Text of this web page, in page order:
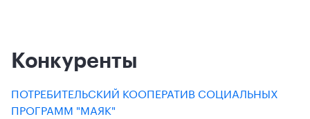
Конкуренты
ПОТРЕБИТЕЛЬСКИЙ КООПЕРАТИВ СОЦИАЛЬНЫХ
ПРОГРАММ "МАЯК"